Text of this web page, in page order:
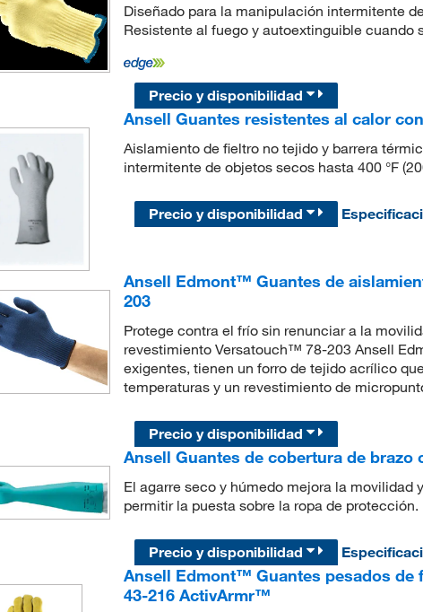
Diseñado para la manipulación intermitente
Resistente al fuego y autoextinguible cuando
Precio y disponibilidad
Ansell Guantes resistentes al calor
Aislamiento de fieltro no tejido y barrera
intermitente de objetos secos hasta 400 °F
Precio y disponibilidad
Ansell Edmont™ Guantes de
203
Protege contra el frío sin renunciar a la
revestimiento Versatouch™ 78-203 Ansell
exigentes, tienen un forro de tejido acrílico
temperaturas y un revestimiento de
Precio y disponibilidad
Ansell Guantes de cobertura de
El agarre seco y húmedo mejora la movilidad
permitir la puesta sobre la ropa de protección.
Precio y disponibilidad
Ansell Edmont™ Guantes pesados
43-216 ActivArmr™